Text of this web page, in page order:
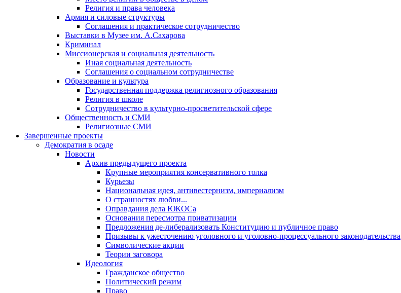
Религия и права человека
Армия и силовые структуры
Соглашения и практическое сотрудничество
Выставки в Музее им. А.Сахарова
Криминал
Миссионерская и социальная деятельность
Иная социальная деятельность
Соглашения о социальном сотрудничестве
Образование и культура
Государственная поддержка религиозного образования
Религия в школе
Сотрудничество в культурно-просветительской сфере
Общественность и СМИ
Религиозные СМИ
Завершенные проекты
Демократия в осаде
Новости
Архив предыдущего проекта
Крупные мероприятия консервативного толка
Курьезы
Национальная идея, антивестернизм, империализм
О странностях любви...
Оправдания дела ЮКОСа
Основания пересмотра приватизации
Предложения де-либерализовать Конституцию и публичное право
Призывы к ужесточению уголовного и уголовно-процессуального законодательства
Символические акции
Теории заговора
Идеология
Гражданское общество
Политический режим
Право